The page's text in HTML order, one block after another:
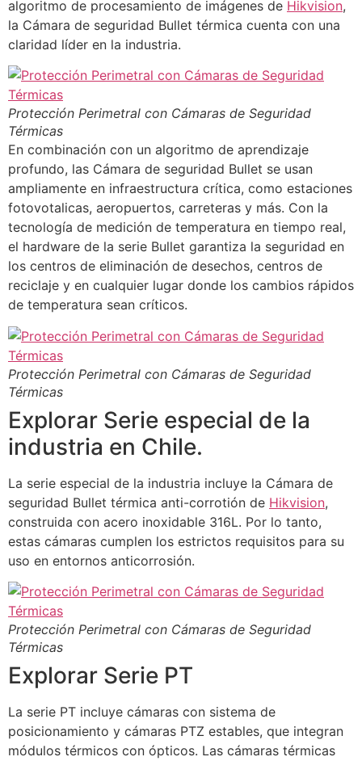
algoritmo de procesamiento de imágenes de Hikvision,
la Cámara de seguridad Bullet térmica cuenta con una
claridad líder en la industria.
Protección Perimetral con Cámaras de Seguridad
Térmicas
En combinación con un algoritmo de aprendizaje
profundo, las Cámara de seguridad Bullet se usan
ampliamente en infraestructura crítica, como estaciones
fotovotalicas, aeropuertos, carreteras y más. Con la
tecnología de medición de temperatura en tiempo real,
el hardware de la serie Bullet garantiza la seguridad en
los centros de eliminación de desechos, centros de
reciclaje y en cualquier lugar donde los cambios rápidos
de temperatura sean críticos.
Protección Perimetral con Cámaras de Seguridad
Térmicas
Explorar Serie especial de la
industria en Chile.
La serie especial de la industria incluye la Cámara de
seguridad Bullet térmica anti-corrotión de Hikvision,
construida con acero inoxidable 316L. Por lo tanto,
estas cámaras cumplen los estrictos requisitos para su
uso en entornos anticorrosión.
Protección Perimetral con Cámaras de Seguridad
Térmicas
Explorar Serie PT
La serie PT incluye cámaras con sistema de
posicionamiento y cámaras PTZ estables, que integran
módulos térmicos con ópticos. Las cámaras térmicas